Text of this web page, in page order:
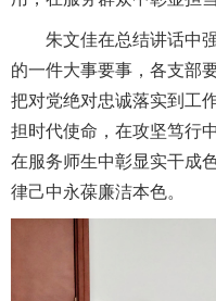
朱文佳在总结讲话中强
的一件大事要事，各支部
把对党绝对忠诚落实到工
担时代使命，在攻坚笃行
在服务师生中彰显实干成
律己中永葆廉洁本色。